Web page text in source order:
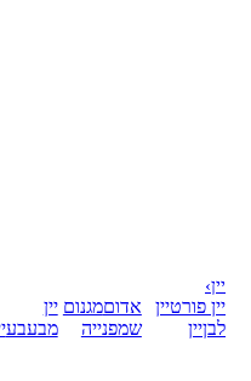
יין›
יין פורטיין
לבןיין
אדוםמגנום
שמפנייה
יין
מבעבע